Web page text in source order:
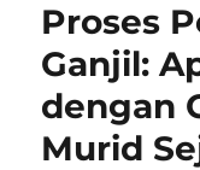
Proses
Ganjil:
dengan
Murid